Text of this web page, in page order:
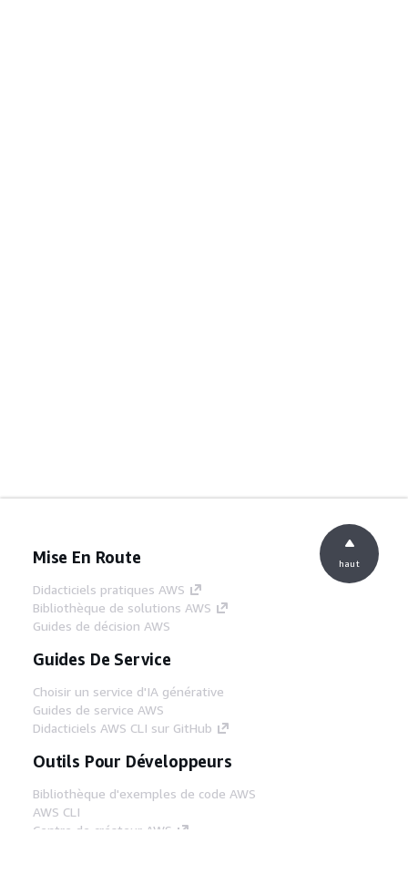
Mise En Route
Didacticiels pratiques AWS
Bibliothèque de solutions AWS
Guides de décision AWS
Guides De Service
Choisir un service d'IA générative
Guides de service AWS
Didacticiels AWS CLI sur GitHub
Outils Pour Développeurs
Bibliothèque d'exemples de code AWS
AWS CLI
Centre de créateur AWS
haut